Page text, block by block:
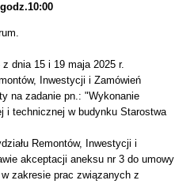
dnia 15 i 19 maja 2025 r.
Inwestycji i Zamówień
na zadanie pn.: "Wykonanie
i technicznej w budynku Starostwa
Remontów, Inwestycji i
akceptacji aneksu nr 3 do umowy
zakresie prac związanych z